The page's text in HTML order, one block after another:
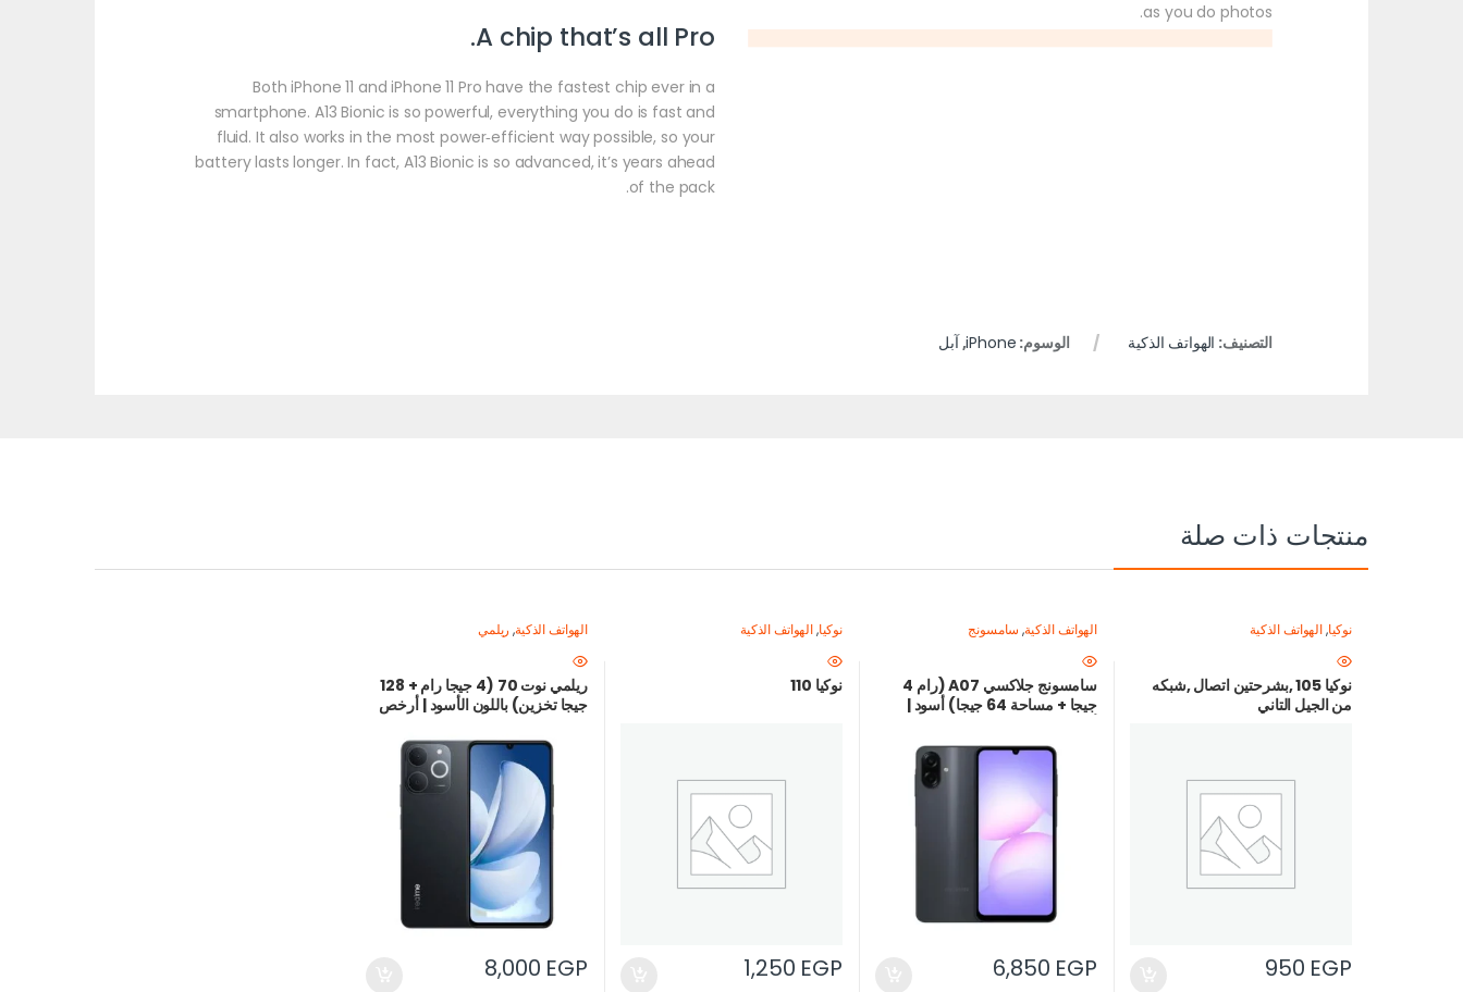
as you do photos.
A chip that’s all Pro.
Both iPhone 11 and iPhone 11 Pro have the fastest chip ever in a
smartphone. A13 Bionic is so powerful, everything you do is fast and
fluid. It also works in the most power‑efficient way possible, so your
battery lasts longer. In fact, A13 Bionic is so advanced, it’s years ahead
of the pack.
التصنيف: الهواتف الذكية الوسوم: iPhone
,آبل
منتجات ذات صلة
نوكيا,الهواتف الذكية
نوكيا 105 ,بشرحتين اتصال ,شبكه
من الجيل التاني
950 EGP
الهواتف الذكية, سامسونج
سامسونج جلاكسي A07 (رام 4
جيجا + مساحة 64 جيجا) أسود |
6,850 EGP
نوكيا,الهواتف الذكية
نوكيا 110
1,250 EGP
الهواتف الذكية, ريلمي
ريلمي نوت 70 (4 جيجا رام + 128
جيجا تخزين) باللون الأسود | أرخص
8,000 EGP